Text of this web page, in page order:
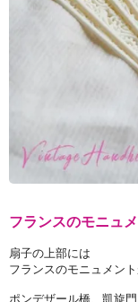
フランスのモニュ
扇子の上部には
フランスのモニュメント
ポンデザール橋、凱旋門